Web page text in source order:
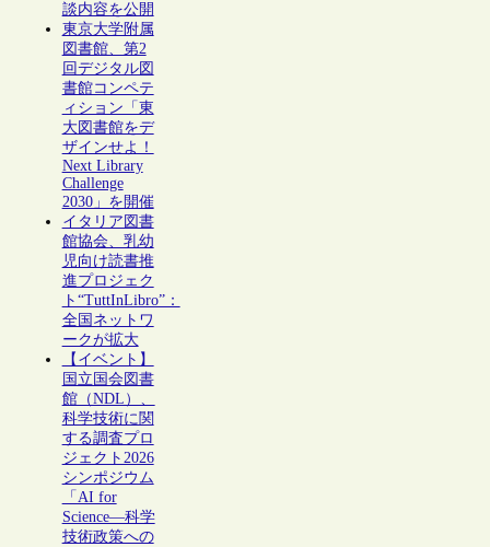
談内容を公開
東京大学附属
図書館、第2
回デジタル図
書館コンペテ
ィション「東
大図書館をデ
ザインせよ！
Next Library
Challenge
2030」を開催
イタリア図書
館協会、乳幼
児向け読書推
進プロジェク
ト“TuttInLibro”：
全国ネットワ
ークが拡大
【イベント】
国立国会図書
館（NDL）、
科学技術に関
する調査プロ
ジェクト2026
シンポジウム
「AI for
Science―科学
技術政策への